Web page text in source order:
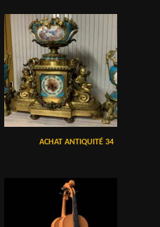
ACHAT ANTIQUITÉ 34